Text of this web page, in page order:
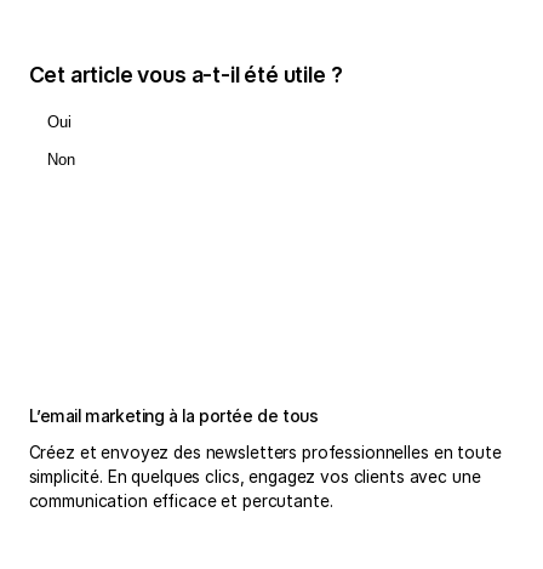
Cet article vous a-t-il été utile ?
Oui
Non
L’email marketing à la portée de tous
Créez et envoyez des newsletters professionnelles en toute
simplicité. En quelques clics, engagez vos clients avec une
communication efficace et percutante.